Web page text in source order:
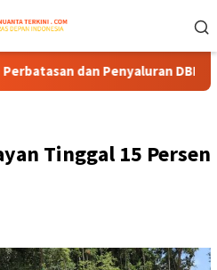
Penyaluran DBH Komisi
Tinggal 15 Persen